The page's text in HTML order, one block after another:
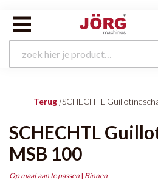
Terug |SCHECHTL
SCHECHTL
MSB 100
Op maat aan te passen | Binnen